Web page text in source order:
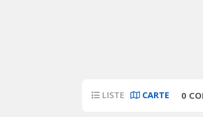
LISTE CARTE 0